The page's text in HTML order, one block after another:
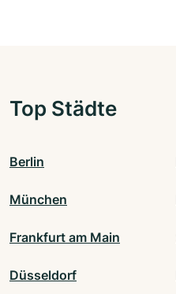
Top Städte
Berlin
München
Frankfurt am Main
Düsseldorf